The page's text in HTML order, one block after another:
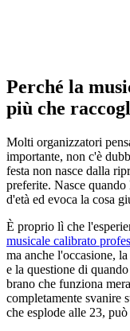
Perché la
più che
Molti organizzatori
importante, non c'è
festa non nasce dalla
preferite. Nasce
d'età ed evoca la cosa
È proprio lì che
musicale calibrato
ma anche l'occasione,
e la questione di
brano che funziona
completamente svanire
che esplode alle 23,